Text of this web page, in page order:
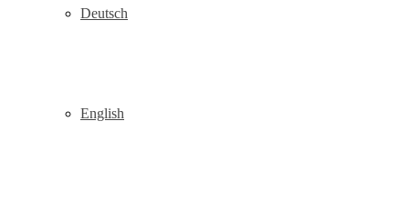
Deutsch
English